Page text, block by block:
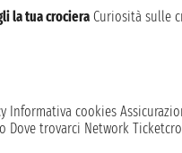
la tua crociera Curiosità sulle
Informativa cookies
Dove trovarci Network